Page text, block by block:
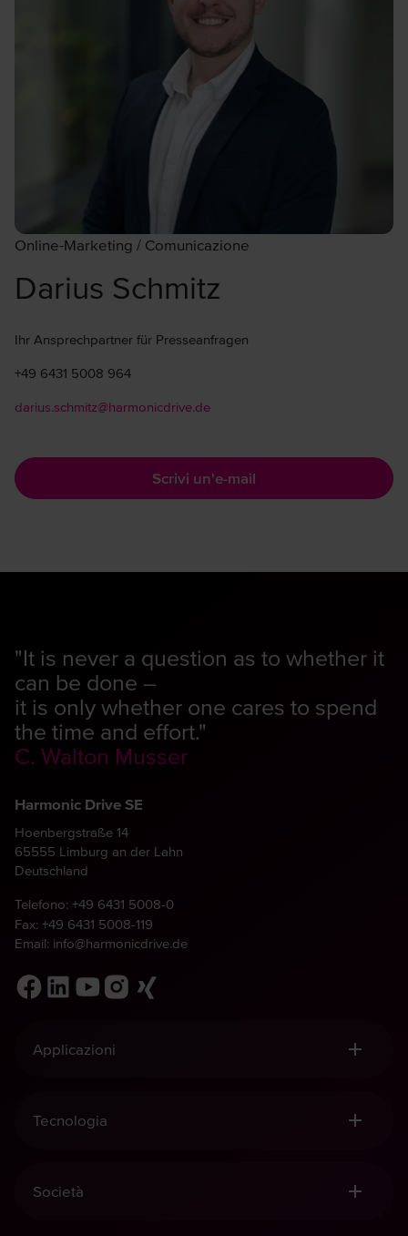
Online-Marketing / Comunicazione
Darius Schmitz
Ihr Ansprechpartner für Presseanfragen
+49 6431 5008 964
darius.schmitz@harmonicdrive.de
Scrivi un'e-mail
"It is never a question as to whether it
can be done –
it is only whether one cares to spend
the time and effort."
C. Walton Musser
Harmonic Drive SE
Hoenbergstraße 14
65555 Limburg an der Lahn
Deutschland
Telefono: +49 6431 5008-0
Fax: +49 6431 5008-119
Email: info@harmonicdrive.de
Applicazioni
Meccanica
Tecnologia
Riduttori planetari harmonic
Società